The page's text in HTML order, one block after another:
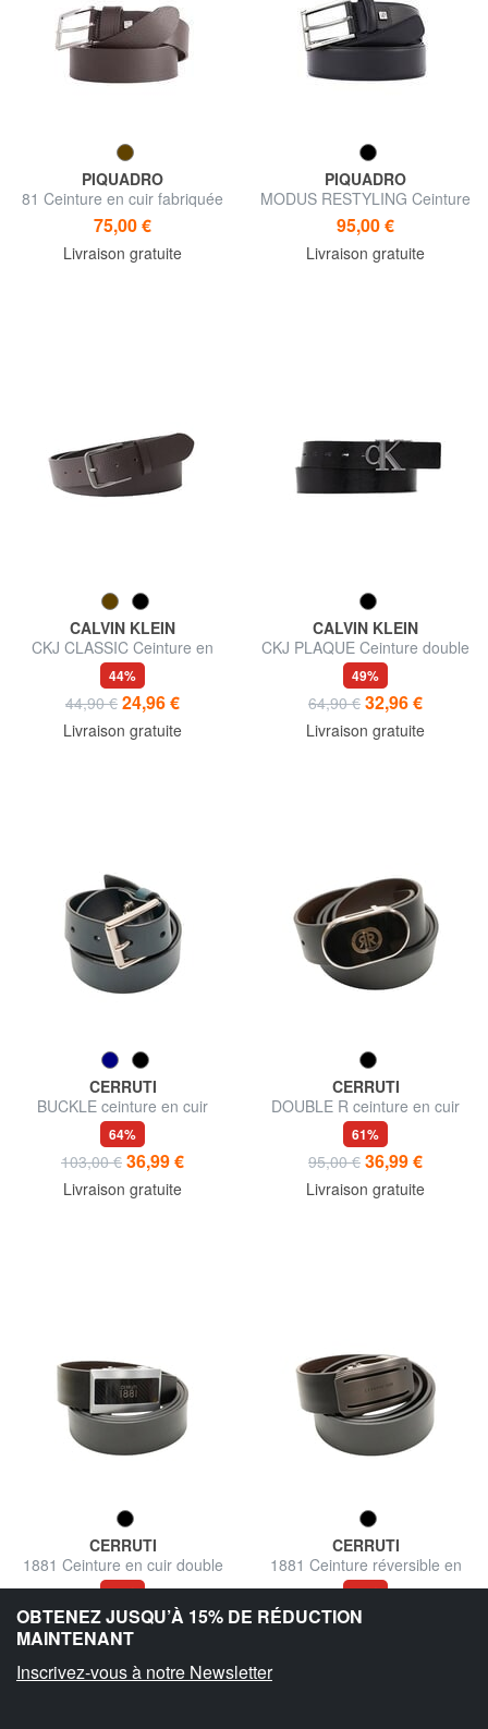
PIQUADRO
81 Ceinture en cuir fabriquée
en Italie
75,00 €
Livraison gratuite
PIQUADRO
MODUS RESTYLING Ceinture
en cuir
95,00 €
Livraison gratuite
CALVIN KLEIN
CKJ CLASSIC Ceinture en
cuir raccourcissable
44%
44,90 € 24,96 €
Livraison gratuite
CALVIN KLEIN
CKJ PLAQUE Ceinture double
face pouvant être raccourcie
49%
64,90 € 32,96 €
Livraison gratuite
CERRUTI
BUCKLE ceinture en cuir
64%
103,00 € 36,99 €
Livraison gratuite
CERRUTI
DOUBLE R ceinture en cuir
61%
95,00 € 36,99 €
Livraison gratuite
CERRUTI
1881 Ceinture en cuir double
face
61%
95,00 € 36,99 €
Livraison gratuite
CERRUTI
1881 Ceinture réversible en
cuir
61%
95,00 €
OBTENEZ JUSQU’À 15% DE RÉDUCTION
MAINTENANT
Inscrivez-vous à notre Newsletter